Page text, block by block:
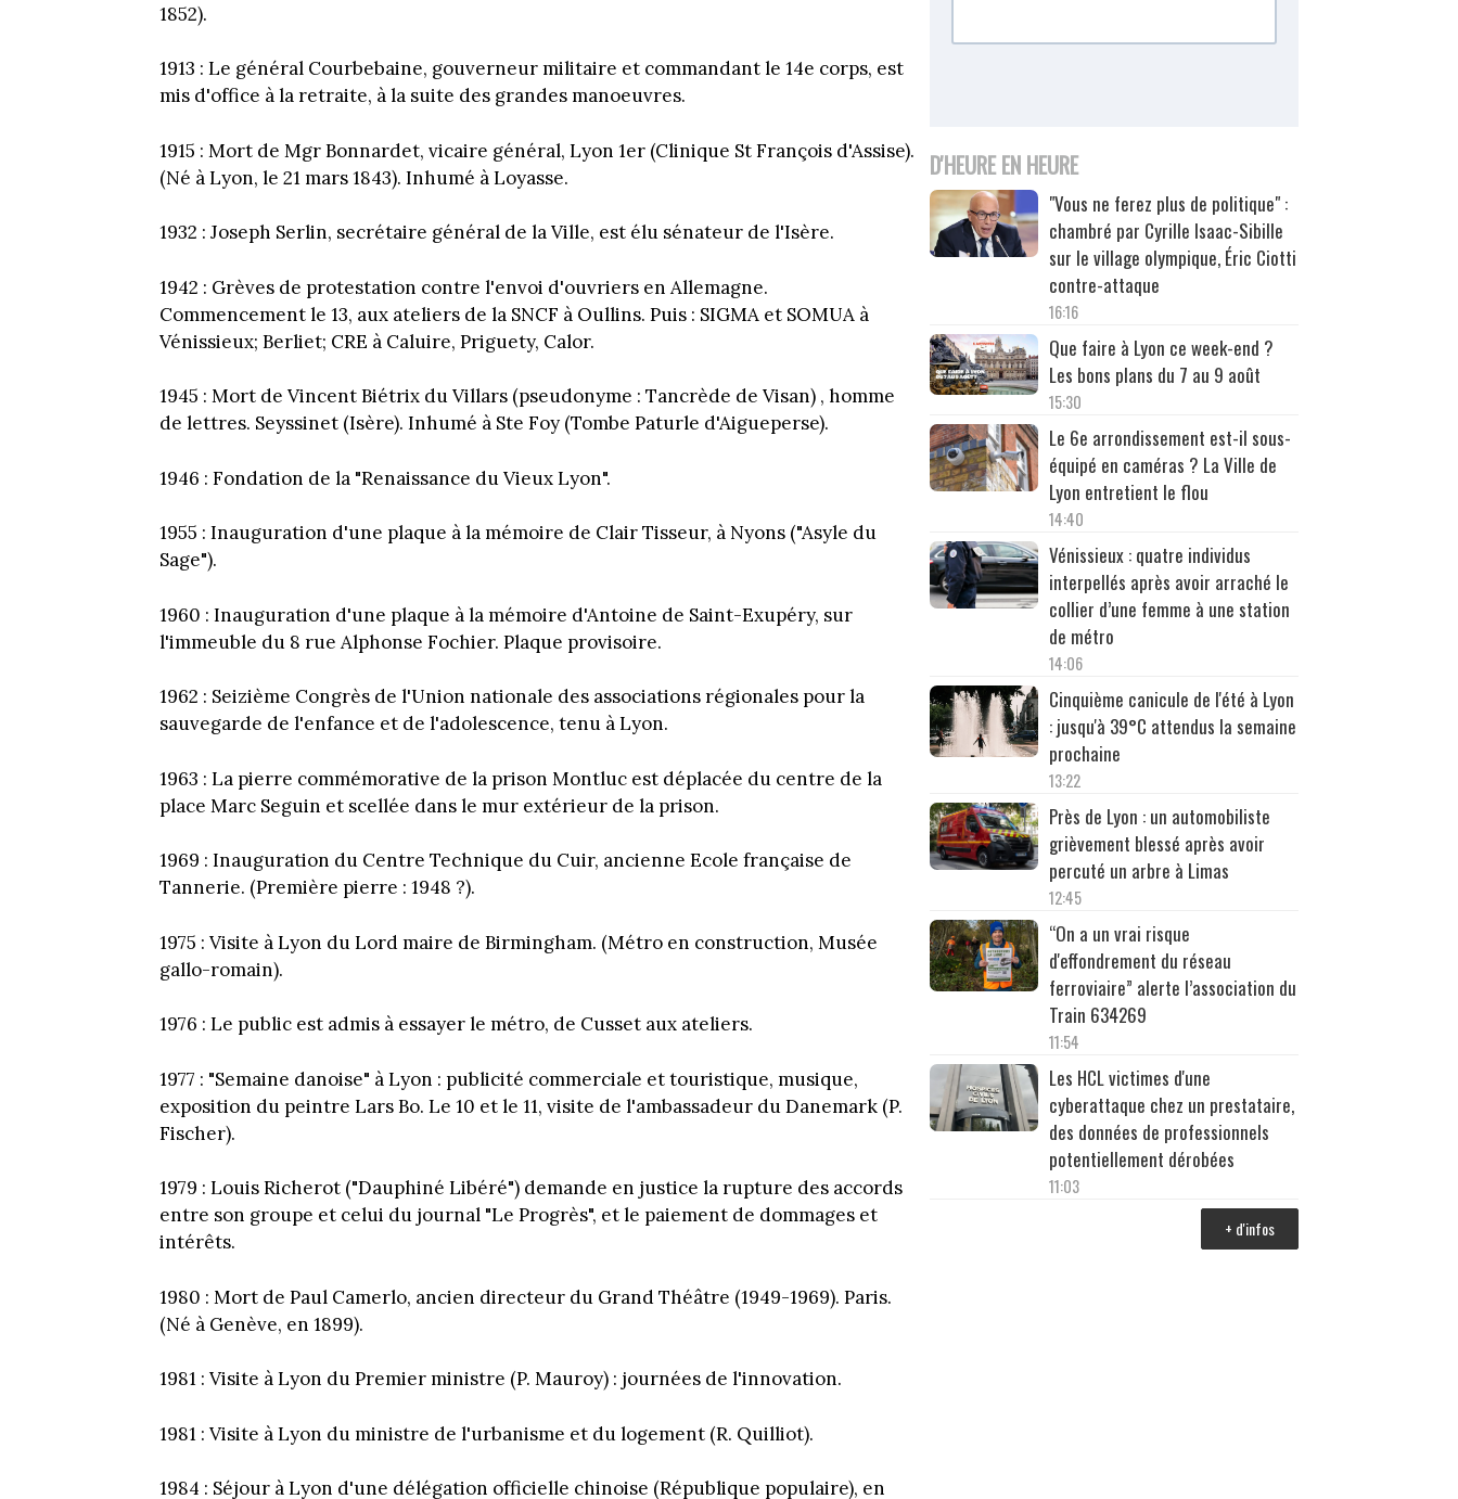
1852).
1913 : Le général Courbebaine, gouverneur militaire et commandant le 14e corps, est
mis d'office à la retraite, à la suite des grandes manoeuvres.
1915 : Mort de Mgr Bonnardet, vicaire général, Lyon 1er (Clinique St François d'Assise).
(Né à Lyon, le 21 mars 1843). Inhumé à Loyasse.
1932 : Joseph Serlin, secrétaire général de la Ville, est élu sénateur de l'Isère.
1942 : Grèves de protestation contre l'envoi d'ouvriers en Allemagne.
Commencement le 13, aux ateliers de la SNCF à Oullins. Puis : SIGMA et SOMUA à
Vénissieux; Berliet; CRE à Caluire, Priguety, Calor.
1945 : Mort de Vincent Biétrix du Villars (pseudonyme : Tancrède de Visan) , homme
de lettres. Seyssinet (Isère). Inhumé à Ste Foy (Tombe Paturle d'Aigueperse).
1946 : Fondation de la "Renaissance du Vieux Lyon".
1955 : Inauguration d'une plaque à la mémoire de Clair Tisseur, à Nyons ("Asyle du
Sage").
1960 : Inauguration d'une plaque à la mémoire d'Antoine de Saint-Exupéry, sur
l'immeuble du 8 rue Alphonse Fochier. Plaque provisoire.
1962 : Seizième Congrès de l'Union nationale des associations régionales pour la
sauvegarde de l'enfance et de l'adolescence, tenu à Lyon.
1963 : La pierre commémorative de la prison Montluc est déplacée du centre de la
place Marc Seguin et scellée dans le mur extérieur de la prison.
1969 : Inauguration du Centre Technique du Cuir, ancienne Ecole française de
Tannerie. (Première pierre : 1948 ?).
1975 : Visite à Lyon du Lord maire de Birmingham. (Métro en construction, Musée
gallo-romain).
1976 : Le public est admis à essayer le métro, de Cusset aux ateliers.
1977 : "Semaine danoise" à Lyon : publicité commerciale et touristique, musique,
exposition du peintre Lars Bo. Le 10 et le 11, visite de l'ambassadeur du Danemark (P.
Fischer).
1979 : Louis Richerot ("Dauphiné Libéré") demande en justice la rupture des accords
entre son groupe et celui du journal "Le Progrès", et le paiement de dommages et
intérêts.
1980 : Mort de Paul Camerlo, ancien directeur du Grand Théâtre (1949-1969). Paris.
(Né à Genève, en 1899).
1981 : Visite à Lyon du Premier ministre (P. Mauroy) : journées de l'innovation.
1981 : Visite à Lyon du ministre de l'urbanisme et du logement (R. Quilliot).
1984 : Séjour à Lyon d'une délégation officielle chinoise (République populaire), en
D'HEURE EN HEURE
"Vous ne ferez plus de politique" :
chambré par Cyrille Isaac-Sibille
sur le village olympique, Éric Ciotti
contre-attaque
16:16
Que faire à Lyon ce week-end ?
Les bons plans du 7 au 9 août
15:30
Le 6e arrondissement est-il sous-
équipé en caméras ? La Ville de
Lyon entretient le flou
14:40
Vénissieux : quatre individus
interpellés après avoir arraché le
collier d’une femme à une station
de métro
14:06
Cinquième canicule de l'été à Lyon
: jusqu'à 39°C attendus la semaine
prochaine
13:22
Près de Lyon : un automobiliste
grièvement blessé après avoir
percuté un arbre à Limas
12:45
“On a un vrai risque
d'effondrement du réseau
ferroviaire” alerte l’association du
Train 634269
11:54
Les HCL victimes d'une
cyberattaque chez un prestataire,
des données de professionnels
potentiellement dérobées
11:03
+ d'infos